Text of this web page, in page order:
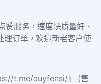
赞服务，速度快质量好、
理订单，欢迎新老客户使
t.me/buyfensi/』 (售